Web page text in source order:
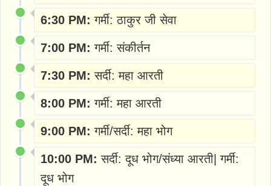
6:30 PM:गर्मी: ठाकुर जी सेवा
7:00 PM:गर्मी: संकीर्तन
7:30 PM:सर्दी: महा आरती
8:00 PM:गर्मी: महा आरती
9:00 PM:गर्मी/सर्दी: महा भोग
10:00 PM:सर्दी: दूध भोग/संध्या आरती| गर्मी:
दूध भोग